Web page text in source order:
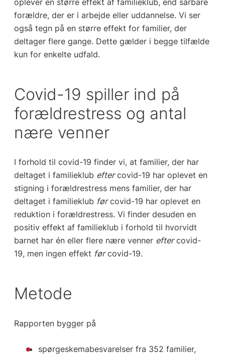
forældre, der er i arbejde eller uddannelse. Vi ser
også tegn på en større effekt for familier, der
deltager flere gange. Dette gælder i begge tilfælde
kun for enkelte udfald.
Covid-19 spiller ind på
forældrestress og antal
nære venner
I forhold til covid-19 finder vi, at familier, der har
deltaget i familieklub eftercovid-19 har oplevet en
stigning i forældrestress mens familier, der har
deltaget i familieklub førcovid-19 har oplevet en
reduktion i forældrestress. Vi finder desuden en
positiv effekt af familieklub i forhold til hvorvidt
barnet har én eller flere nære venner eftercovid-
19, men ingen effekt førcovid-19.
Metode
Rapporten bygger på
spørgeskemabesvarelser fra 352 familier,